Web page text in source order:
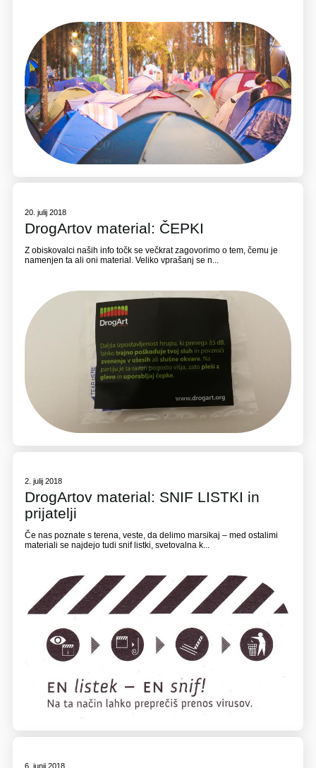
20. julij 2018
DrogArtov material: ČEPKI
Z obiskovalci naših info točk se večkrat zagovorimo o tem, čemu je
namenjen ta ali oni material. Veliko vprašanj se n...
2. julij 2018
DrogArtov material: SNIF LISTKI in
prijatelji
Če nas poznate s terena, veste, da delimo marsikaj – med ostalimi
materiali se najdejo tudi snif listki, svetovalna k...
6. junij 2018